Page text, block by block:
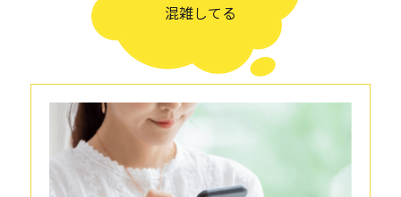
混雑してる